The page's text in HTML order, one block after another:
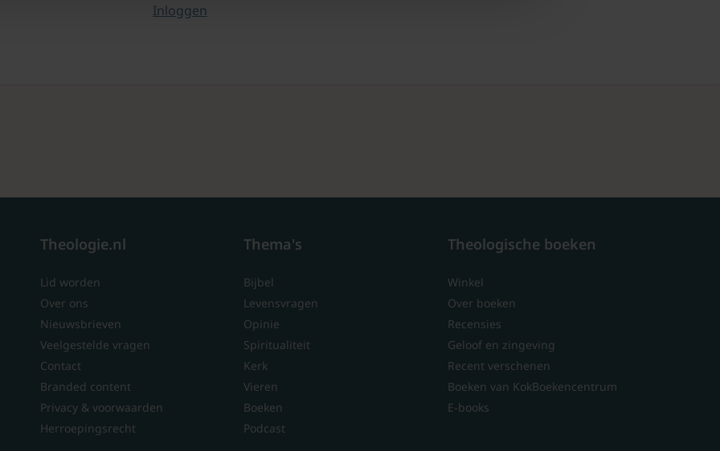
Inloggen
Theologie.nl
Lid worden
Over ons
Nieuwsbrieven
Veelgestelde vragen
Contact
Branded content
Privacy & voorwaarden
Herroepingsrecht
Thema's
Bijbel
Levensvragen
Opinie
Spiritualiteit
Kerk
Vieren
Boeken
Podcast
Theologische boeken
Winkel
Over boeken
Recensies
Geloof en zingeving
Recent verschenen
Boeken van KokBoekencentrum
E-books